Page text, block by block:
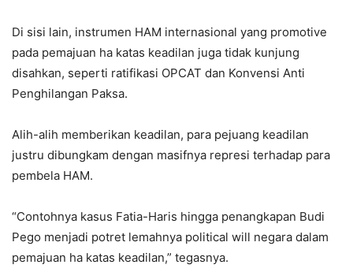
Di sisi lain, instrumen HAM internasional yang promotive
pada pemajuan ha katas keadilan juga tidak kunjung
disahkan, seperti ratifikasi OPCAT dan Konvensi Anti
Penghilangan Paksa.
Alih-alih memberikan keadilan, para pejuang keadilan
justru dibungkam dengan masifnya represi terhadap para
pembela HAM.
“Contohnya kasus Fatia-Haris hingga penangkapan Budi
Pego menjadi potret lemahnya political will negara dalam
pemajuan ha katas keadilan,” tegasnya.